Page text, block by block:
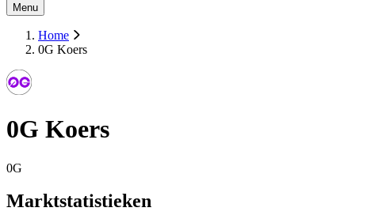
Menu
Home
0G Koers
0G Koers
0G
Marktstatistieken